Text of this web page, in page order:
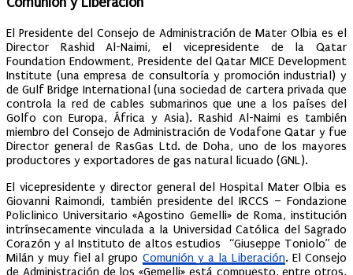
El Presidente del Consejo de Administración de Mater Olbia es el
Director Rashid Al-Naimi, el vicepresidente de la Qatar
Foundation Endowment, Presidente del Qatar MICE Development
Institute (una empresa de consultoría y promoción industrial) y
de Gulf Bridge International (una sociedad de cartera privada que
controla la red de cables submarinos que une a los países del
Golfo con Europa, África y Asia). Rashid Al-Naimi es también
miembro del Consejo de Administración de Vodafone Qatar y fue
Director general de RasGas Ltd. de Doha, uno de los mayores
productores y exportadores de gas natural licuado (GNL).
El vicepresidente y director general del Hospital Mater Olbia es
Giovanni Raimondi, también presidente del IRCCS – Fondazione
Policlinico Universitario «Agostino Gemelli» de Roma, institución
intrínsecamente vinculada a la Universidad Católica del Sagrado
Corazón y al Instituto de altos estudios “Giuseppe Toniolo” de
Milán y muy fiel al grupo Comunión y a la Liberación. El Consejo
de Administración de los «Gemelli» está compuesto, entre otros,